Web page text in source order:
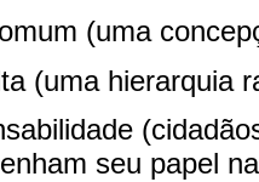
(uma
(uma hierarquia
seu papel